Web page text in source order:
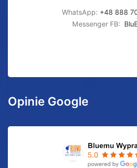
WhatsApp: +48 888
Messenger FB:
Opinie Google